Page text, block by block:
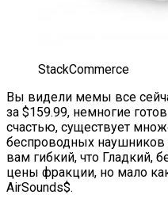
StackCommerce
Вы видели мемы все
за $159.99, немногие
счастью, существует
беспроводных наушников
вам гибкий, что Гладкий,
цены фракции, но мало
AirSounds$.